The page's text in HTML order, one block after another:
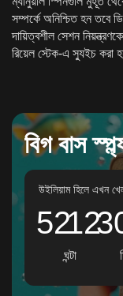
সম্পর্কে অনিশ্চিত হন তবে
দায়িত্বশীল সেশন
রিয়েল স্টেক-এ স্যুইচ করা
বিগ বাস
উইলিয়াম হিলে এখন
5212
ঘন্টা